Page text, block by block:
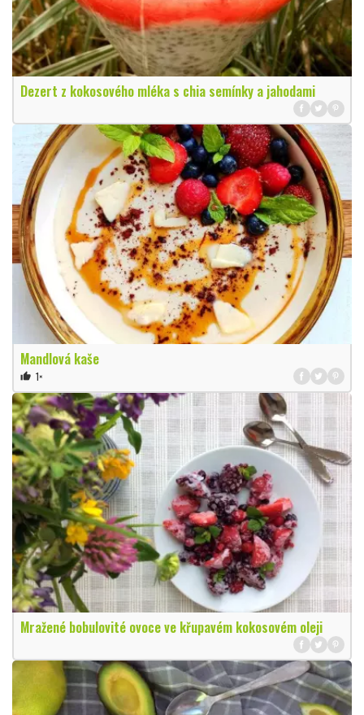
Dezert z kokosového mléka s chia semínky a jahodami
Mandlová kaše
thumb_up 1×
Mražené bobulovité ovoce ve křupavém kokosovém oleji